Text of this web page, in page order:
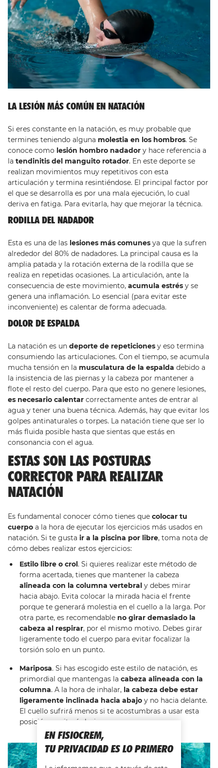
LA LESIÓN MÁS COMÚN EN NATACIÓN
Si eres constante en la natación, es muy probable que
termines teniendo alguna molestia en los hombros. Se
conoce como lesión hombro nadador y hace referencia a
la tendinitis del manguito rotador. En este deporte se
realizan movimientos muy repetitivos con esta
articulación y termina resintiéndose. El principal factor por
el que se desarrolla es por una mala ejecución, lo cual
deriva en fatiga. Para evitarla, hay que mejorar la técnica.
RODILLA DEL NADADOR
Esta es una de las lesiones más comunes ya que la sufren
alrededor del 80% de nadadores. La principal causa es la
amplia patada y la rotación externa de la rodilla que se
realiza en repetidas ocasiones. La articulación, ante la
consecuencia de este movimiento, acumula estrés y se
genera una inflamación. Lo esencial (para evitar este
inconveniente) es calentar de forma adecuada.
DOLOR DE ESPALDA
La natación es un deporte de repeticiones y eso termina
consumiendo las articulaciones. Con el tiempo, se acumula
mucha tensión en la musculatura de la espalda debido a
la insistencia de las piernas y la cabeza por mantener a
flote el resto del cuerpo. Para que esto no genere lesiones,
es necesario calentar correctamente antes de entrar al
agua y tener una buena técnica. Además, hay que evitar los
golpes antinaturales o torpes. La natación tiene que ser lo
más fluida posible hasta que sientas que estás en
consonancia con el agua.
ESTAS SON LAS POSTURAS
CORRECTOR PARA REALIZAR
NATACIÓN
Es fundamental conocer cómo tienes que colocar tu
cuerpo a la hora de ejecutar los ejercicios más usados en
natación. Si te gusta ir a la piscina por libre, toma nota de
cómo debes realizar estos ejercicios:
Estilo libre o crol. Si quieres realizar este método de
forma acertada, tienes que mantener la cabeza
alineada con la columna vertebral y debes mirar
hacia abajo. Evita colocar la mirada hacia el frente
porque te generará molestia en el cuello a la larga. Por
otra parte, es recomendable no girar demasiado la
cabeza al respirar, por el mismo motivo. Debes girar
ligeramente todo el cuerpo para evitar focalizar la
torsión solo en un punto.
Mariposa. Si has escogido este estilo de natación, es
primordial que mantengas la cabeza alineada con la
columna. A la hora de inhalar, la cabeza debe estar
ligeramente inclinada hacia abajo y no hacia delante.
El cuello sufrirá menos si te acostumbras a usar esta
posición y evitarás lesiones.
EN FISIOCREM,
TU PRIVACIDAD ES LO PRIMERO